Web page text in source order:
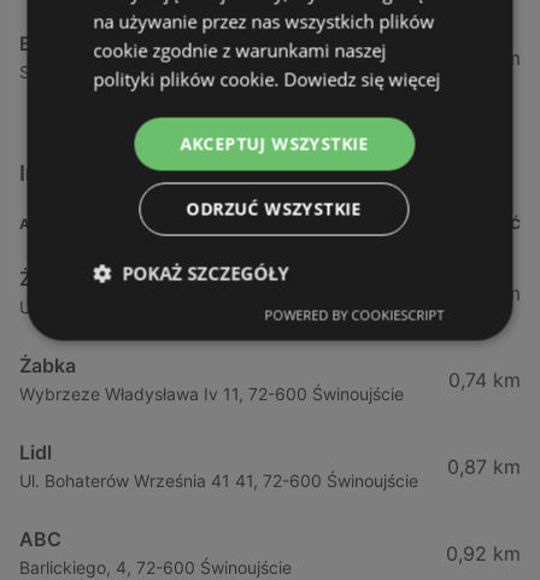
Biedronka
Sienkiewicza 32, 72-510 Wolin
24,01 km
Inne sklepy Supermarkety w pobliżu
ADRES ODLEGŁOŚĆ
Żabka
Ul. Barlickiego 4d / 2, 72-602 Świnoujście
0,64 km
Żabka
Wybrzeze Władysława Iv 11, 72-600 Świnoujście
0,74 km
Lidl
Ul. Bohaterów Września 41 41, 72-600 Świnoujście
0,87 km
ABC
Barlickiego, 4, 72-600 Świnoujście
0,92 km
na używanie przez nas wszystkich plików
cookie zgodnie z warunkami naszej
polityki plików cookie. Dowiedz się więcej
AKCEPTUJ WSZYSTKIE
ODRZUĆ WSZYSTKIE
POKAŻ SZCZEGÓŁY
POWERED BY COOKIESCRIPT